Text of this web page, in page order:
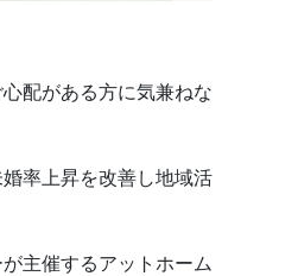
配がある方に気兼ねな
率上昇を改善し地域活
主催するアットホーム